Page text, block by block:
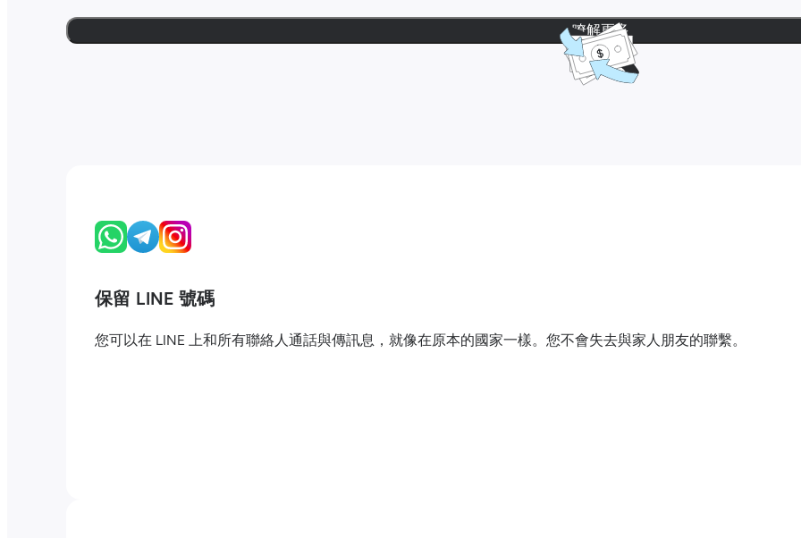
瞭解更多
保留 LINE 號碼
您可以在 LINE 上和所有聯絡人通話與傳訊息，就像在原本的國家一樣。您不會失去與家人朋友的聯繫。